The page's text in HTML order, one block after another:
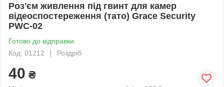
Роз'єм живлення під гвинт для камер
відеоспостереження (тато) Grace Security
PWC-02
Готово до відправки
Код: 01212
Роздріб
40 ₴